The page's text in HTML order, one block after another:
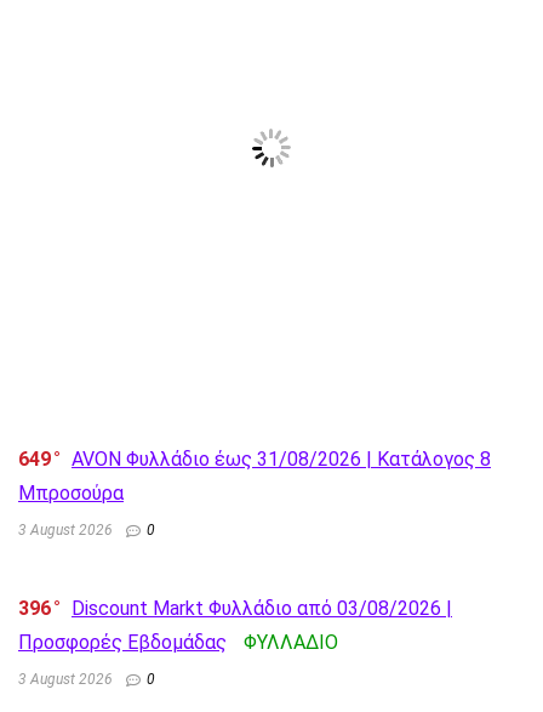
649
AVON Φυλλάδιο έως 31/08/2026 | Κατάλογος 8
Μπροσούρα
3 August 2026 0
396
Discount Markt Φυλλάδιο από 03/08/2026 |
Προσφορές Εβδομάδας
ΦΥΛΛΑΔΙΟ
3 August 2026 0